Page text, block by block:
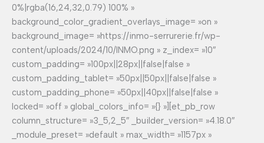
0%|rgba(16,24,32,0.79) 100% »
background_color_gradient_overlays_image= »on »
background_image= »https://inmo-serrurerie.fr/wp-
content/uploads/2024/10/INMO.png » z_index= »10″
custom_padding= »100px||28px||false|false »
custom_padding_tablet= »50px||50px||false|false »
custom_padding_phone= »50px||40px||false|false »
locked= »off » global_colors_info= »{} »][et_pb_row
column_structure= »3_5,2_5″ _builder_version= »4.18.0″
_module_preset= »default » max_width= »1157px »